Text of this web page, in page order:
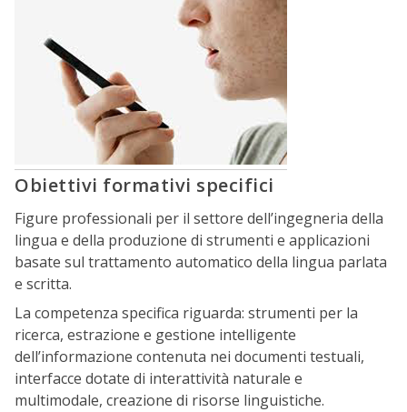
Obiettivi formativi specifici
Figure professionali per il settore dell’ingegneria della
lingua e della produzione di strumenti e applicazioni
basate sul trattamento automatico della lingua parlata
e scritta.
La competenza specifica riguarda: strumenti per la
ricerca, estrazione e gestione intelligente
dell’informazione contenuta nei documenti testuali,
interfacce dotate di interattività naturale e
multimodale, creazione di risorse linguistiche.